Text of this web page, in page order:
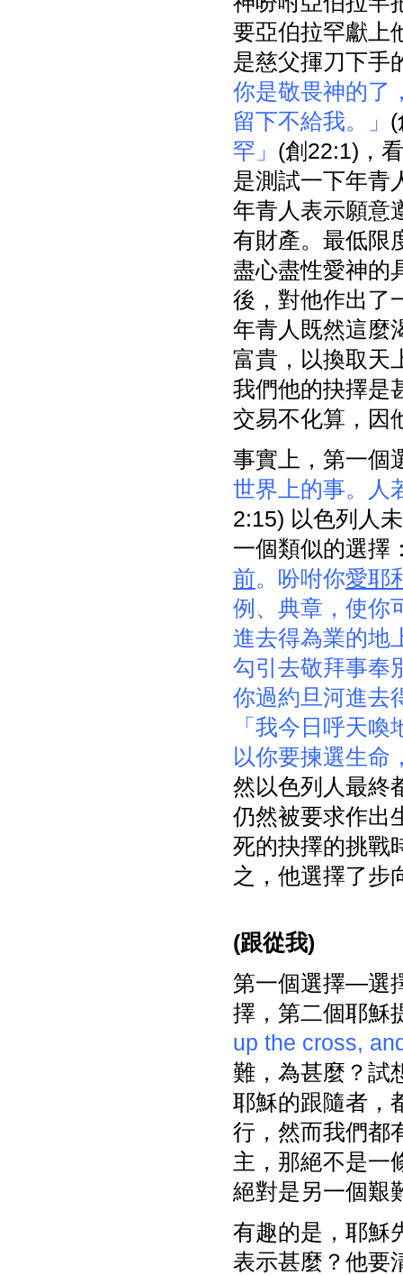
要亞伯拉罕獻上
是慈父揮刀下手
你是敬畏神的了
留下不給我。」
罕」 (創22:1)，
是測試一下年青
年青人表示願意
有財產。最低限
盡心盡性愛神的
後，對他作出了
年青人既然這麼
富貴，以換取天
我們他的抉擇是
交易不化算，因
事實上，第一個
世界上的事。人
2:15) 以色列人
一個類似的選擇
前。吩咐你愛耶
例、典章，使你
進去得為業的地
勾引去敬拜事奉
你過約旦河進去
「我今日呼天
以你要揀選生命
然以色列人最終
仍然被要求作出
死的抉擇的挑戰
之，他選擇了步
(跟從我)
第一個選擇—選
擇，第二個耶穌
up the cross,
難，為甚麼？試
耶穌的跟隨者，
行，然而我們都
主，那絕不是一
絕對是另一個艱
有趣的是，耶穌
表示甚麼？他要